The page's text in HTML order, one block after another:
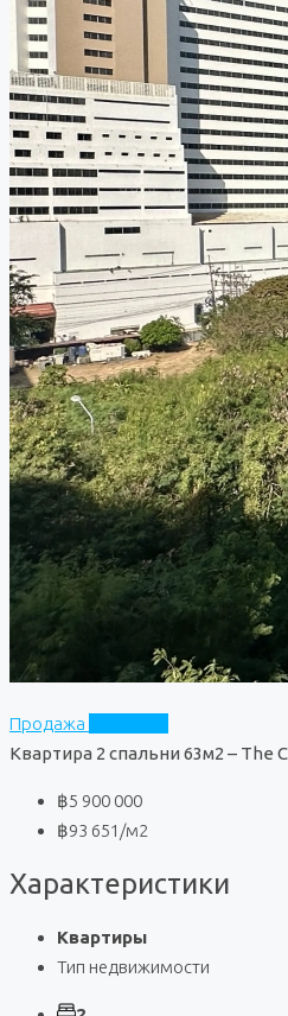
Продажа
Квартира 2 спальни 63м2 – The
฿5 900 000
฿93 651 /м2
Характеристики
Квартиры
Тип недвижимости